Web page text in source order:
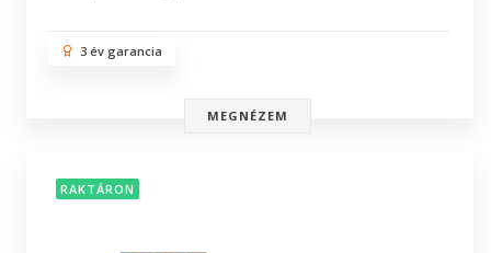
3 év garancia
MEGNÉZEM
RAKTÁRON